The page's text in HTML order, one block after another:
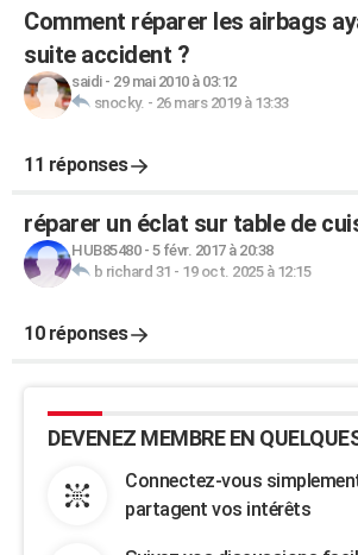
Comment réparer les airbags
suite accident ?
saidi- 29 mai 2010 à 03:12
snocky. - 26 mars 2019 à 13:33
11 réponses
réparer un éclat sur table de
HUB85480- 5 févr. 2017 à 20:38
b richard 31 - 19 oct. 2025 à 12:15
10 réponses
DEVENEZ MEMBRE EN
Connectez-vous
partagent vos intérêts